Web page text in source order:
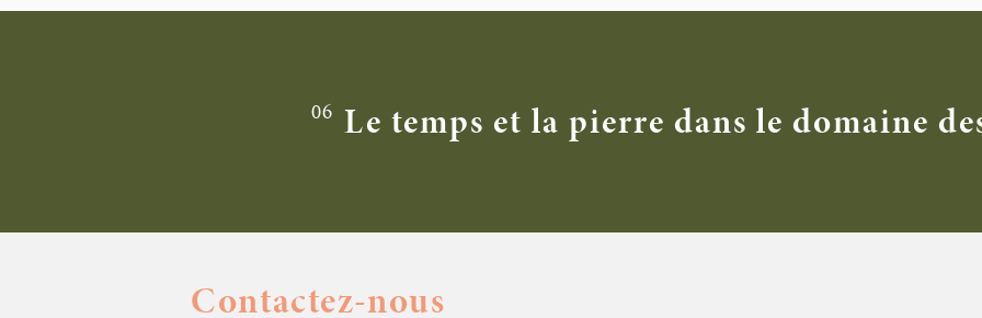
06 Le temps et la pierre dans le domaine
Contactez-nous